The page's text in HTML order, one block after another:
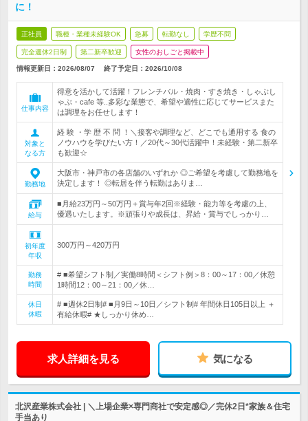
に！
正社員 職種・業種未経験OK 急募 転勤なし 学歴不問
完全週休2日制 第二新卒歓迎 女性のおしごと掲載中
情報更新日：2026/08/07 終了予定日： 2026/10/08
仕事内容
得意を活かして活躍！フレンチバル・焼肉・すき焼き・しゃぶし
ゃぶ・cafe 等..多彩な業態で、希望や適性に応じてサービスまた
は調理をお任せします！
対象と
なる方
経 験 ・学 歴 不 問 ！＼接客や調理など、どこでも通用する 食の
ノウハウを学びたい方！／20代～30代活躍中！未経験・第二新卒
も歓迎☆
勤務地
大阪市・神戸市の各店舗のいずれか ◎ご希望を考慮して勤務地を
決定します！ ◎転居を伴う転勤はありま…
給与
■月給23万円～50万円＋賞与年2回※経験・能力等を考慮の上、
優遇いたします。※頑張りや成長は、昇給・賞与でしっかり…
初年度
年収
300万円～420万円
勤務
時間
# ■希望シフト制／実働8時間＜シフト例＞8：00～17：00／休憩
1時間12：00～21：00／休…
休日
休暇
# ■週休2日制# ■月9日～10日／シフト制# 年間休日105日以上 ＋
有給休暇# ★しっかり休め…
求人詳細を見る 気になる
北沢産業株式会社 | ＼上場企業×専門商社で安定感◎／完休2日*家族＆住宅
手当あり